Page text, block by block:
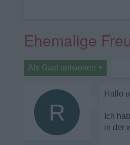
Ehemalige
Als Gast antworten +
R
Hallo
Ich
in der